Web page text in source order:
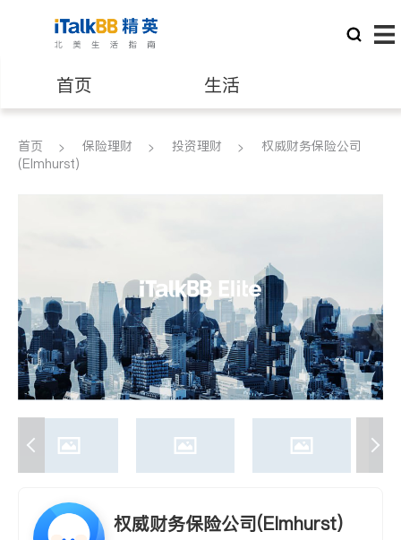
首页 生活
医生 律师
养老 非盈利组织
首页 保险理财 投资理财
权威财务保险公司
(Elmhurst)
权威财务保险公司(Elmhurst)